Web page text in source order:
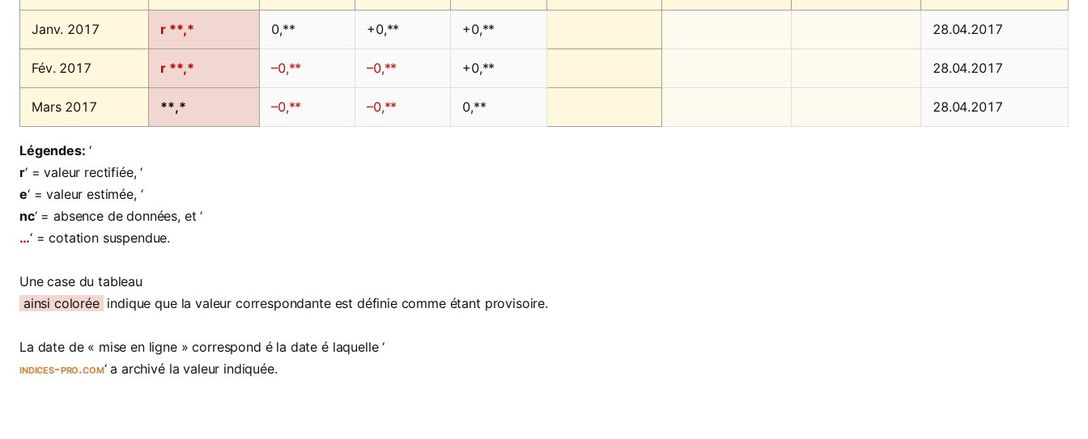
Janv. 2017 r **,* 0,** +0,** +0,** 28.04.2017
Fév. 2017 r **,* –0,** –0,** +0,** 28.04.2017
Mars 2017 **,* –0,** –0,** 0,** 28.04.2017
Légendes: ‘
r‘ = valeur rectifiée, ‘
e‘ = valeur estimée, ‘
nc‘ = absence de données, et ‘
…‘ = cotation suspendue.
Une case du tableau
ainsi colorée indique que la valeur correspondante est définie comme étant provisoire.
La date de « mise en ligne » correspond é la date é laquelle ‘
indices-pro.com‘ a archivé la valeur indiquée.